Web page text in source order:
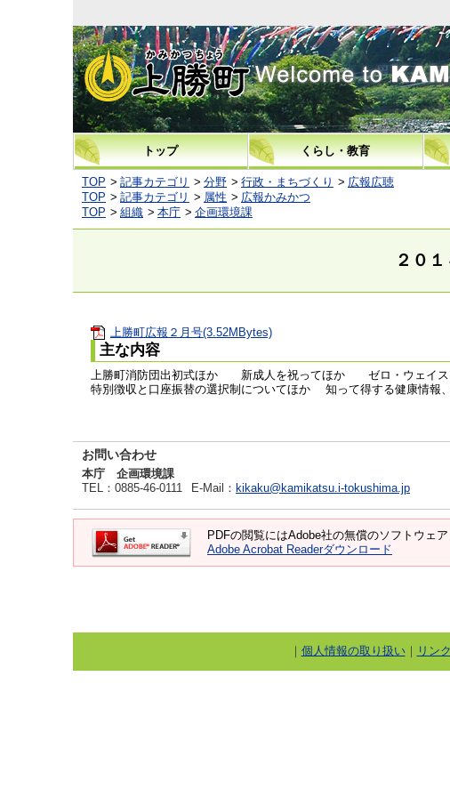
上勝町
トップ くらし・教育
TOP 記事カテゴリ 分野 行政・まちづくり
広報広聴
TOP
記事カテゴリ 属性
広報かみかつ
TOP
組織 本庁 企画環境課
２０
上勝町広報２月号(3.52MBytes)
主な内容
上勝町消防団出初式ほか 新成人を祝ってほか ゼロ・ウェイス
特別徴収と口座振替の選択制についてほか 知って得する健康情
お問い合わせ
本庁 企画環境課
TEL ：0885-46-0111 E-Mail ： kikaku@kamikatsu.i-tokushima.jp
PDFの閲覧にはAdobe社の無償のソフトウェ
Adobe Acrobat Readerダウンロード
｜ 個人情報の取り扱い｜ リンク